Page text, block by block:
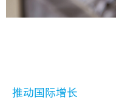
推动国际增长